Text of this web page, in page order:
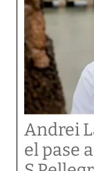
Andrei
el pase